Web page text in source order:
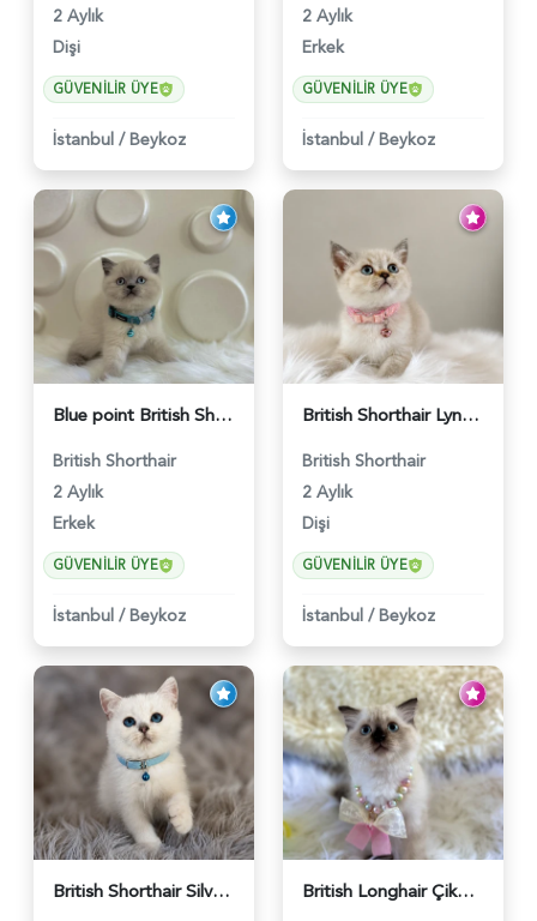
2 Aylık
Dişi
GÜVENILIR ÜYE
İstanbul / Beykoz
2 Aylık
Erkek
GÜVENILIR ÜYE
İstanbul / Beykoz
Blue point British Shorthair Kedim 2 Aylık - 4132
British Shorthair
2 Aylık
Erkek
GÜVENILIR ÜYE
İstanbul / Beykoz
British Shorthair Lynx Point Dişi Yavrumuz Yuva Arıyor - 5148
British Shorthair
2 Aylık
Dişi
GÜVENILIR ÜYE
İstanbul / Beykoz
British Shorthair Silver Point Erkek 2 Aylık - 6122 British Longhair Çikolata Nadir Renk Göz Kamaştırıcı - 6117